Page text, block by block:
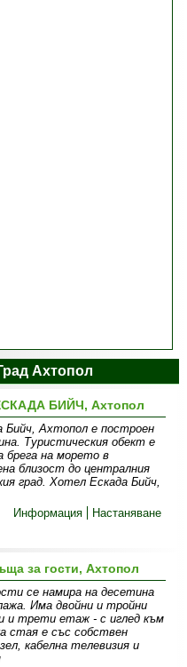
Ахтопол
БИЙЧ, Ахтопол
Бийч, Ахтопол е построен
Туристическия обект е
брега на морето в
близост до централния
град. Хотел Ескада Бийч,
Информация
Настаняване
за гости, Ахтопол
се намира на десетина
Има двойни и тройни
и трети етаж - с иглед към
стая е със собствен
кабелна телевизия и